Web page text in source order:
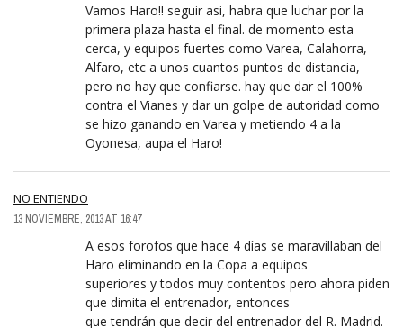
Vamos Haro!! seguir asi, habra que luchar por la
primera plaza hasta el final. de momento esta
cerca, y equipos fuertes como Varea, Calahorra,
Alfaro, etc a unos cuantos puntos de distancia,
pero no hay que confiarse. hay que dar el 100%
contra el Vianes y dar un golpe de autoridad como
se hizo ganando en Varea y metiendo 4 a la
Oyonesa, aupa el Haro!
NO ENTIENDO
13 NOVIEMBRE, 2013 AT 16:47
A esos forofos que hace 4 días se maravillaban del
Haro eliminando en la Copa a equipos
superiores y todos muy contentos pero ahora piden
que dimita el entrenador, entonces
que tendrán que decir del entrenador del R. Madrid.